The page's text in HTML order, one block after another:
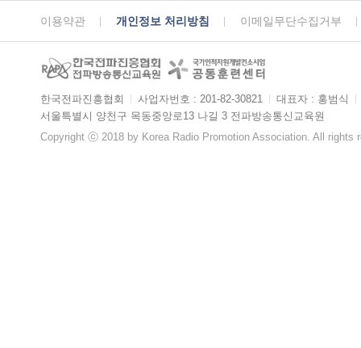
이용약관 개인정보 처리방침 이메일무단수집거부
한국전파진흥협회 사업자번호 : 201-82-30821 대표자 : 홍범식
서울특별시 양천구 목동중앙로13 나길 3 전파방송통신교육원
Copyright ⓒ 2018 by Korea Radio Promotion Association. All rights